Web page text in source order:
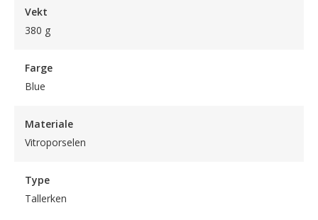
Vekt
380 g
Farge
Blue
Materiale
Vitroporselen
Type
Tallerken